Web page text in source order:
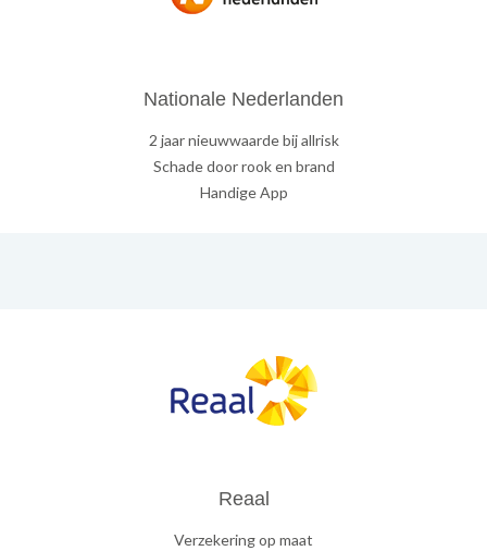
Nationale Nederlanden
2 jaar nieuwwaarde bij allrisk
Schade door rook en brand
Handige App
Reaal
Verzekering op maat